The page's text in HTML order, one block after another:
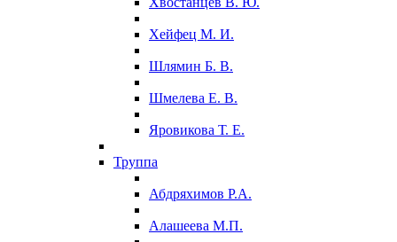
Хейфец М. И.
Шлямин Б. В.
Шмелева Е. В.
Яровикова Т. Е.
Труппа
Абдряхимов Р.А.
Алашеева М.П.